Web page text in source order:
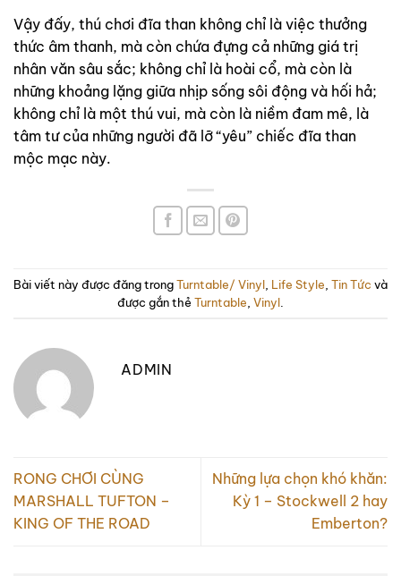
Vậy đấy, thú chơi đĩa than không chỉ là việc thưởng
thức âm thanh, mà còn chứa đựng cả những giá trị
nhân văn sâu sắc; không chỉ là hoài cổ, mà còn là
những khoảng lặng giữa nhịp sống sôi động và hối hả;
không chỉ là một thú vui, mà còn là niềm đam mê, là
tâm tư của những người đã lỡ “yêu” chiếc đĩa than
mộc mạc này.
Bài viết này được đăng trongTurntable/ Vinyl Life Style Tin Tức và
được gắn thẻ Turntable Vinyl
ADMIN
RONG CHƠI CÙNG
MARSHALL TUFTON –
KING OF THE ROAD
Những lựa chọn khó khăn:
Kỳ 1 – Stockwell 2 hay
Emberton?